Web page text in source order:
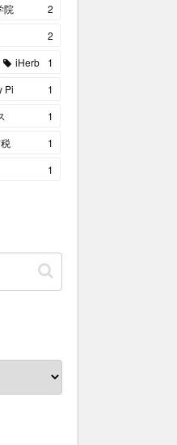
院
2
2
iHerb
1
Pi
1
1
1
1